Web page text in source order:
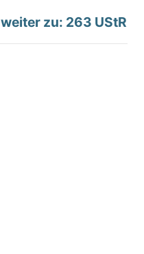
weiter zu: 263 UStR